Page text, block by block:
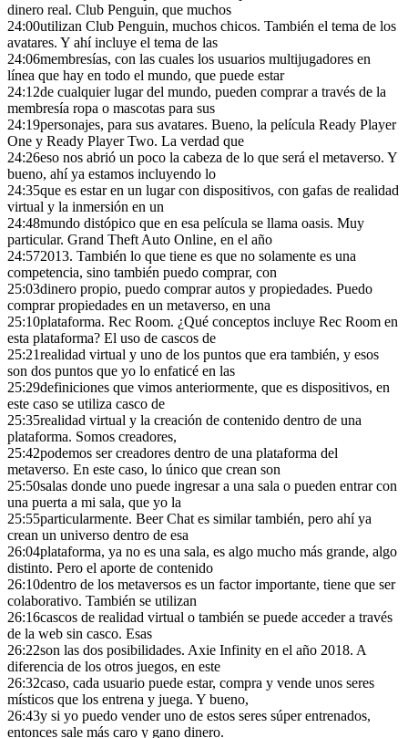
dinero real. Club Penguin, que muchos
24:00utilizan Club Penguin, muchos chicos. También el tema de los
avatares. Y ahí incluye el tema de las
24:06membresías, con las cuales los usuarios multijugadores en
línea que hay en todo el mundo, que puede estar
24:12de cualquier lugar del mundo, pueden comprar a través de la
membresía ropa o mascotas para sus
24:19personajes, para sus avatares. Bueno, la película Ready Player
One y Ready Player Two. La verdad que
24:26eso nos abrió un poco la cabeza de lo que será el metaverso. Y
bueno, ahí ya estamos incluyendo lo
24:35que es estar en un lugar con dispositivos, con gafas de realidad
virtual y la inmersión en un
24:48mundo distópico que en esa película se llama oasis. Muy
particular. Grand Theft Auto Online, en el año
24:572013. También lo que tiene es que no solamente es una
competencia, sino también puedo comprar, con
25:03dinero propio, puedo comprar autos y propiedades. Puedo
comprar propiedades en un metaverso, en una
25:10plataforma. Rec Room. ¿Qué conceptos incluye Rec Room en
esta plataforma? El uso de cascos de
25:21realidad virtual y uno de los puntos que era también, y esos
son dos puntos que yo lo enfaticé en las
25:29definiciones que vimos anteriormente, que es dispositivos, en
este caso se utiliza casco de
25:35realidad virtual y la creación de contenido dentro de una
plataforma. Somos creadores,
25:42podemos ser creadores dentro de una plataforma del
metaverso. En este caso, lo único que crean son
25:50salas donde uno puede ingresar a una sala o pueden entrar con
una puerta a mi sala, que yo la
25:55particularmente. Beer Chat es similar también, pero ahí ya
crean un universo dentro de esa
26:04plataforma, ya no es una sala, es algo mucho más grande, algo
distinto. Pero el aporte de contenido
26:10dentro de los metaversos es un factor importante, tiene que ser
colaborativo. También se utilizan
26:16cascos de realidad virtual o también se puede acceder a través
de la web sin casco. Esas
26:22son las dos posibilidades. Axie Infinity en el año 2018. A
diferencia de los otros juegos, en este
26:32caso, cada usuario puede estar, compra y vende unos seres
místicos que los entrena y juega. Y bueno,
26:43y si yo puedo vender uno de estos seres súper entrenados,
entonces sale más caro y gano dinero.